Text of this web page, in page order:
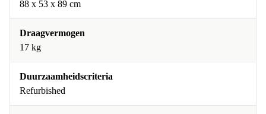
88 x 53 x 89 cm
Draagvermogen
17 kg
Duurzaamheidscriteria
Refurbished